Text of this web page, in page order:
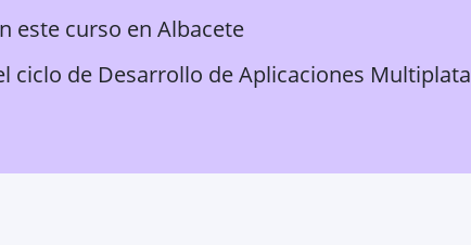
este curso en Albacete
ciclo de Desarrollo de Aplicaciones